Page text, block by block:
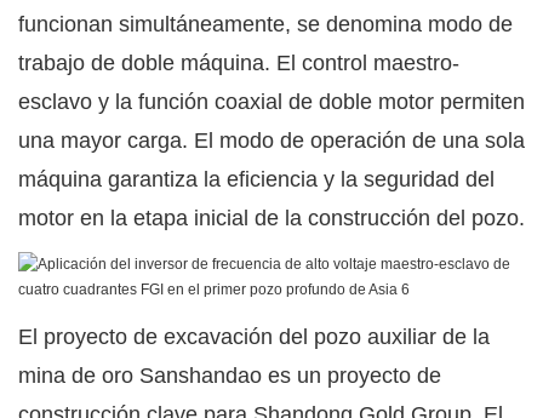
funcionan simultáneamente, se denomina modo de
trabajo de doble máquina. El control maestro-
esclavo y la función coaxial de doble motor permiten
una mayor carga. El modo de operación de una sola
máquina garantiza la eficiencia y la seguridad del
motor en la etapa inicial de la construcción del pozo.
El proyecto de excavación del pozo auxiliar de la
mina de oro Sanshandao es un proyecto de